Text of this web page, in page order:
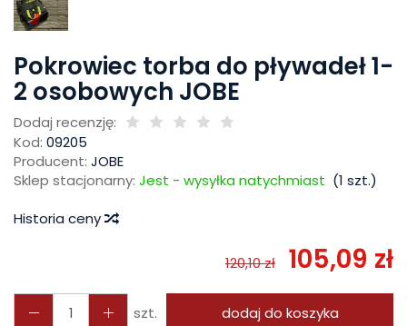
Pokrowiec torba do pływadeł 1-
2 osobowych JOBE
Dodaj recenzję:
Kod: 09205
Producent: JOBE
Sklep stacjonarny: Jest - wysyłka natychmiast (1 szt.)
Historia ceny
120,10 zł 105,09 zł
szt. dodaj do koszyka